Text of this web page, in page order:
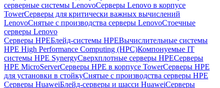
серверные системы LenovoСерверы Lenovo в корпусе
TowerСерверы для критически важных вычислений
LenovoСнятые с производства серверы LenovoСтоечные
серверы Lenovo
Серверы HPEБлейд-системы HPEВычислительные системы
HPE High Performance Computing (HPC)Компонуемые IT
системы HPE SynergyСверхплотные серверы HPEСерверы
HPE MicroServerСерверы HPE в корпусе TowerСерверы HPE
для установки в стойкуСнятые с производства серверы HPE
Серверы HuaweiБлейд-серверы и шасси HuaweiСерверы